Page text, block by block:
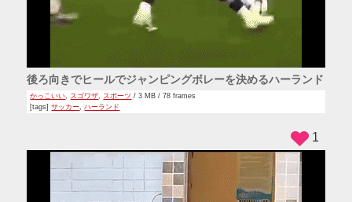
後ろ向きでヒールでジャンピングボレーを決めるハーランド
かっこいい スゴワザ スポーツ / 3 MB / 78 frames
[tags]サッカー,ハーランド
1